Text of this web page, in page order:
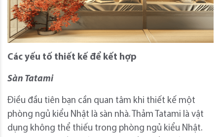
Các yếu tố thiết kế để kết hợp
Sàn Tatami
Điều đầu tiên bạn cần quan tâm khi thiết kế một
phòng ngủ kiểu Nhật là sàn nhà. Thảm Tatami là vật
dụng không thể thiếu trong phòng ngủ kiểu Nhật.